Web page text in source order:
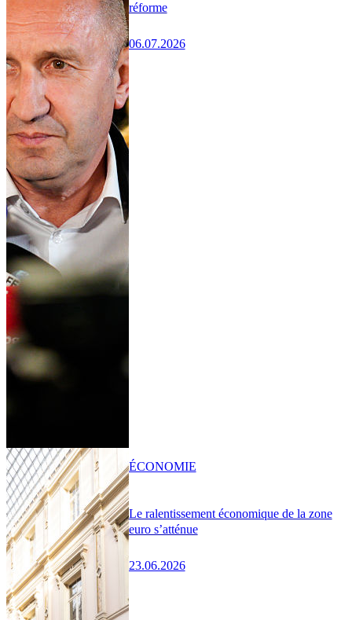
réforme
06.07.2026
Le ralentissement économique de la zone
euro s’atténue
23.06.2026
ÉCONOMIE